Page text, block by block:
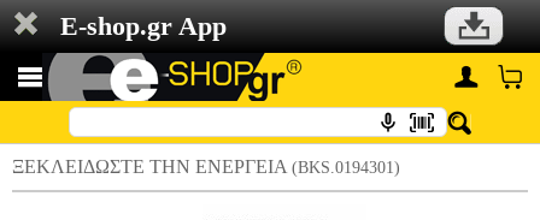
E-shop.gr App
ΞΕΚΛΕΙΔΩΣΤΕ ΤΗΝ ΕΝΕΡΓΕΙΑ (BKS.0194301)